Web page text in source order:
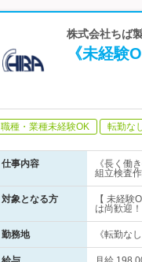
株式会社ちば
《未経
職種・業種未経験OK 転勤な
仕事内容
《長く働
組立検査
対象となる方
【 未経
は尚歓迎！
勤務地 《転勤な